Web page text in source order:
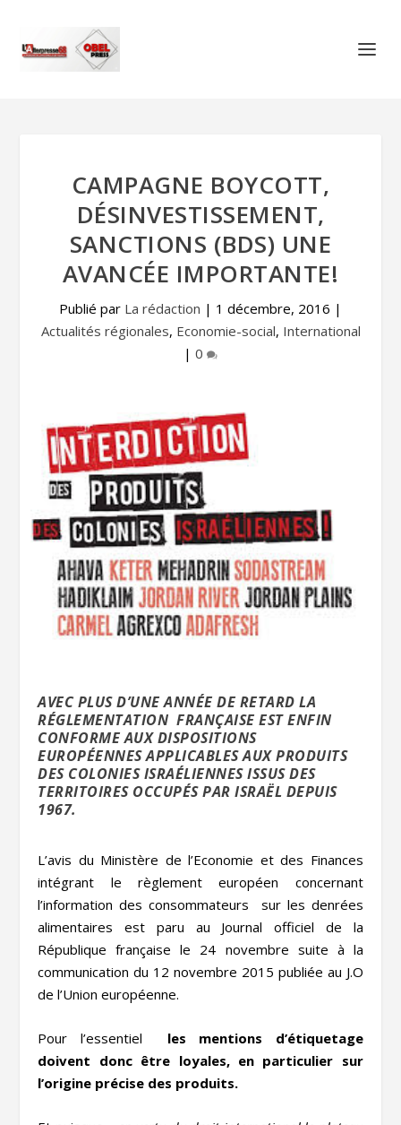
CAMPAGNE BOYCOTT,
DÉSINVESTISSEMENT,
SANCTIONS (BDS) UNE
AVANCÉE IMPORTANTE!
Publié par La rédaction | 1 décembre, 2016 |
Actualités régionales, Economie-social, International
| 0
AVEC PLUS D’UNE ANNÉE DE RETARD LA
RÉGLEMENTATION FRANÇAISE EST ENFIN
CONFORME AUX DISPOSITIONS
EUROPÉENNES APPLICABLES AUX PRODUITS
DES COLONIES ISRAÉLIENNES ISSUS DES
TERRITOIRES OCCUPÉS PAR ISRAËL DEPUIS
1967.
L’avis du Ministère de l’Economie et des Finances
intégrant le règlement européen concernant
l’information des consommateurs sur les denrées
alimentaires est paru au Journal officiel de la
République française le 24 novembre suite à la
communication du 12 novembre 2015 publiée au J.O
de l’Union européenne.
Pour l’essentiel les mentions d’étiquetage
doivent donc être loyales, en particulier sur
l’origine précise des produits.